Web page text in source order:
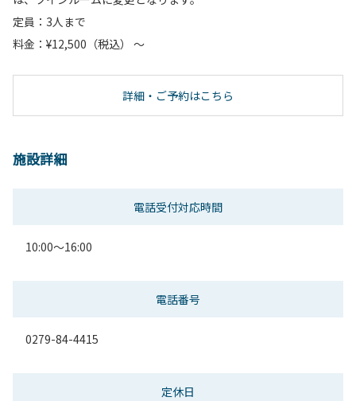
定員：3人まで
料金：¥12,500（税込） ～
詳細・ご予約はこちら
施設詳細
電話受付対応時間
10:00～16:00
電話番号
0279-84-4415
定休日